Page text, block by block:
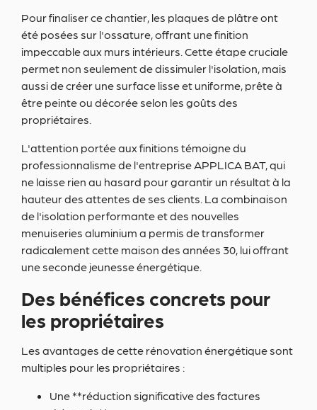
Pour finaliser ce chantier, les plaques de plâtre ont
été posées sur l'ossature, offrant une finition
impeccable aux murs intérieurs. Cette étape cruciale
permet non seulement de dissimuler l'isolation, mais
aussi de créer une surface lisse et uniforme, prête à
être peinte ou décorée selon les goûts des
propriétaires.
L'attention portée aux finitions témoigne du
professionnalisme de l'entreprise APPLICA BAT, qui
ne laisse rien au hasard pour garantir un résultat à la
hauteur des attentes de ses clients. La combinaison
de l'isolation performante et des nouvelles
menuiseries aluminium a permis de transformer
radicalement cette maison des années 30, lui offrant
une seconde jeunesse énergétique.
Des bénéfices concrets pour
les propriétaires
Les avantages de cette rénovation énergétique sont
multiples pour les propriétaires :
Une **réduction significative des factures